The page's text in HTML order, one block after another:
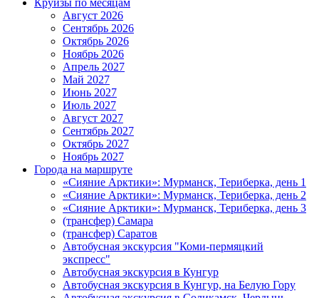
Круизы по месяцам
Август 2026
Сентябрь 2026
Октябрь 2026
Ноябрь 2026
Апрель 2027
Май 2027
Июнь 2027
Июль 2027
Август 2027
Сентябрь 2027
Октябрь 2027
Ноябрь 2027
Города на маршруте
«Сияние Арктики»: Мурманск, Териберка, день 1
«Сияние Арктики»: Мурманск, Териберка, день 2
«Сияние Арктики»: Мурманск, Териберка, день 3
(трансфер) Самара
(трансфер) Саратов
Автобусная экскурсия "Коми-пермяцкий
экспресс"
Автобусная экскурсия в Кунгур
Автобусная экскурсия в Кунгур, на Белую Гору